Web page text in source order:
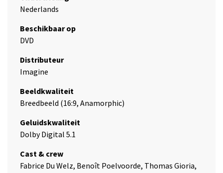
Nederlands
Beschikbaar op
DVD
Distributeur
Imagine
Beeldkwaliteit
Breedbeeld (16:9, Anamorphic)
Geluidskwaliteit
Dolby Digital 5.1
Cast & crew
Fabrice Du Welz, Benoît Poelvoorde, Thomas Gioria,